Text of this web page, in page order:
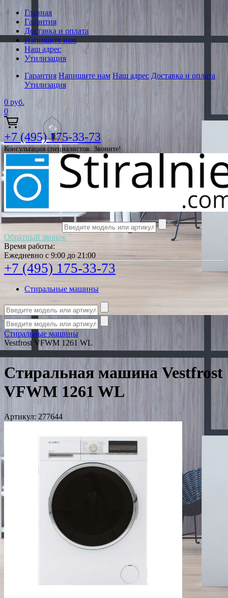
Главная
Гарантия
Доставка и оплата
Напишите нам
Наш адрес
Утилизация
Гарантия Напишите нам Наш адрес Доставка и оплата
Утилизация
0 руб.
0
+7 (495) 175-33-73
Консультация специалистов. Звоните!
Обратный звонок
Время работы:
Ежедневно с 9:00 до 21:00
+7 (495) 175-33-73
Стиральные машины
Стиральные машины
Vestfrost VFWM 1261 WL
Стиральная машина Vestfrost
VFWM 1261 WL
Артикул: 277644